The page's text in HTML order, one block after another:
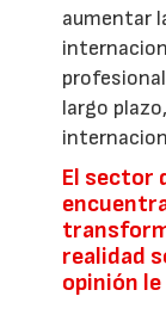
aumentar
largo
El sector
realidad
opinión